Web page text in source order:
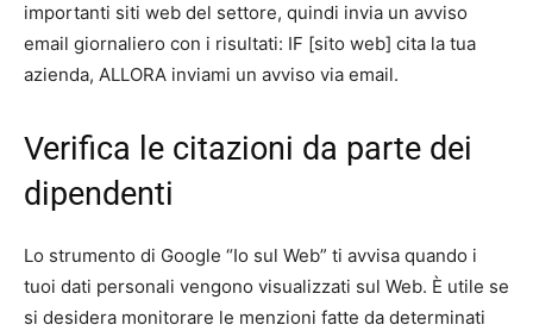
importanti siti web del settore, quindi invia un avviso
email giornaliero con i risultati: IF [sito web] cita la tua
azienda, ALLORA inviami un avviso via email.
Verifica le citazioni da parte dei
dipendenti
Lo strumento di Google “Io sul Web” ti avvisa quando i
tuoi dati personali vengono visualizzati sul Web. È utile se
si desidera monitorare le menzioni fatte da determinati